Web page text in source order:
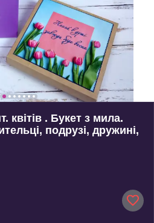
квітів . Букет з мила.
подрузі, дружині,